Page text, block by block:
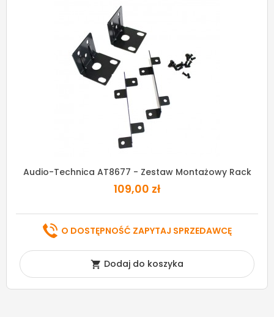
Audio-Technica AT8677 - Zestaw Montażowy Rack
109,00 zł
O DOSTĘPNOŚĆ ZAPYTAJ SPRZEDAWCĘ
 Dodaj do koszyka